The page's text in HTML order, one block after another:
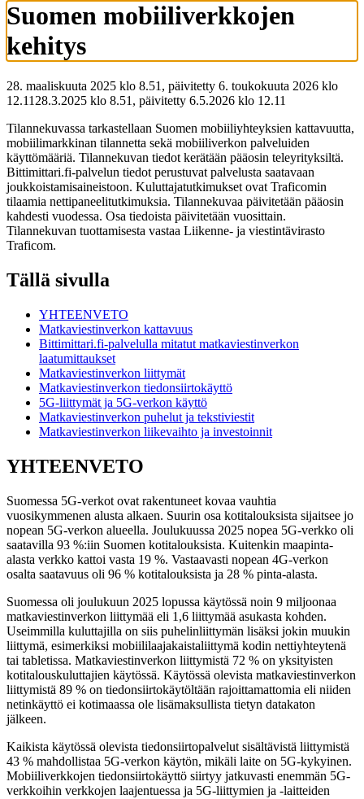
Suomen mobiiliverkkojen
kehitys
28. maaliskuuta 2025 klo 8.51, päivitetty 6. toukokuuta 2026 klo
12.11 28.3.2025 klo 8.51 , päivitetty 6.5.2026 klo 12.11
Tilannekuvassa tarkastellaan Suomen mobiiliyhteyksien kattavuutta,
mobiilimarkkinan tilannetta sekä mobiiliverkon palveluiden
käyttömääriä. Tilannekuvan tiedot kerätään pääosin teleyrityksiltä.
Bittimittari.fi-palvelun tiedot perustuvat palvelusta saatavaan
joukkoistamisaineistoon. Kuluttajatutkimukset ovat Traficomin
tilaamia nettipaneelitutkimuksia. Tilannekuvaa päivitetään pääosin
kahdesti vuodessa. Osa tiedoista päivitetään vuosittain.
Tilannekuvan tuottamisesta vastaa Liikenne- ja viestintävirasto
Traficom.
Tällä sivulla
YHTEENVETO
Matkaviestinverkon kattavuus
Bittimittari.fi-palvelulla mitatut matkaviestinverkon
laatumittaukset
Matkaviestinverkon liittymät
Matkaviestinverkon tiedonsiirtokäyttö
5G-liittymät ja 5G-verkon käyttö
Matkaviestinverkon puhelut ja tekstiviestit
Matkaviestinverkon liikevaihto ja investoinnit
YHTEENVETO
Suomessa 5G-verkot ovat rakentuneet kovaa vauhtia
vuosikymmenen alusta alkaen. Suurin osa kotitalouksista sijaitsee jo
nopean 5G-verkon alueella. Joulukuussa 2025 nopea 5G-verkko oli
saatavilla 93 %:iin Suomen kotitalouksista. Kuitenkin maapinta-
alasta verkko kattoi vasta 19 %. Vastaavasti nopean 4G-verkon
osalta saatavuus oli 96 % kotitalouksista ja 28 % pinta-alasta.
Suomessa oli joulukuun 2025 lopussa käytössä noin 9 miljoonaa
matkaviestinverkon liittymää eli 1,6 liittymää asukasta kohden.
Useimmilla kuluttajilla on siis puhelinliittymän lisäksi jokin muukin
liittymä, esimerkiksi mobiililaajakaistaliittymä kodin nettiyhteytenä
tai tabletissa. Matkaviestinverkon liittymistä 72 % on yksityisten
kotitalouskuluttajien käytössä. Käytössä olevista matkaviestinverkon
liittymistä 89 % on tiedonsiirtokäytöltään rajoittamattomia eli niiden
netinkäyttö ei kotimaassa ole lisämaksullista tietyn datakaton
jälkeen.
Kaikista käytössä olevista tiedonsiirtopalvelut sisältävistä liittymistä
43 % mahdollistaa 5G-verkon käytön, mikäli laite on 5G-kykyinen.
Mobiiliverkkojen tiedonsiirtokäyttö siirtyy jatkuvasti enemmän 5G-
verkkoihin verkkojen laajentuessa ja 5G-liittymien ja -laitteiden